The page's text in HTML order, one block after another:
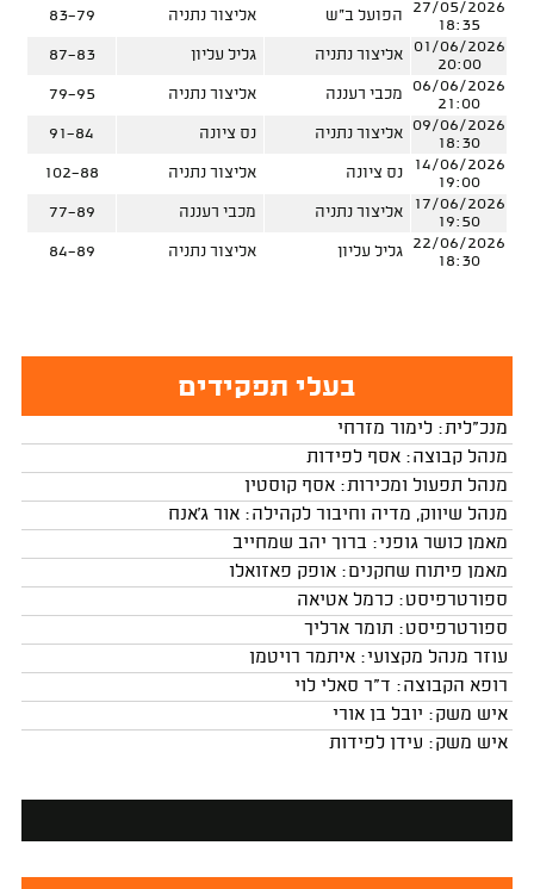
27/05/2026
18:35
הפועל ב"ש אליצור נתניה
83-79
01/06/2026
20:00
אליצור נתניה גליל עליון
87-83
06/06/2026
21:00
מכבי רעננה אליצור נתניה
79-95
09/06/2026
18:30
אליצור נתניה נס ציונה
91-84
14/06/2026
19:00
נס ציונה אליצור נתניה
102-88
17/06/2026
19:50
אליצור נתניה מכבי רעננה
77-89
22/06/2026
18:30
גליל עליון אליצור נתניה 84-89
בעלי תפקידים
מנכ"לית: לימור מזרחי
מנהל קבוצה: אסף לפידות
מנהל תפעול ומכירות: אסף קוסטין
מנהל שיווק, מדיה וחיבור לקהילה: אור ג'אנח
מאמן כושר גופני: ברוך יהב שמחייב
מאמן פיתוח שחקנים: אופק פאזואלו
ספורטרפיסט: כרמל אטיאה
ספורטרפיסט: תומר ארליך
עוזר מנהל מקצועי: איתמר רויטמן
רופא הקבוצה: ד"ר סאלי לוי
איש משק: יובל בן אורי
איש משק: עידן לפידות